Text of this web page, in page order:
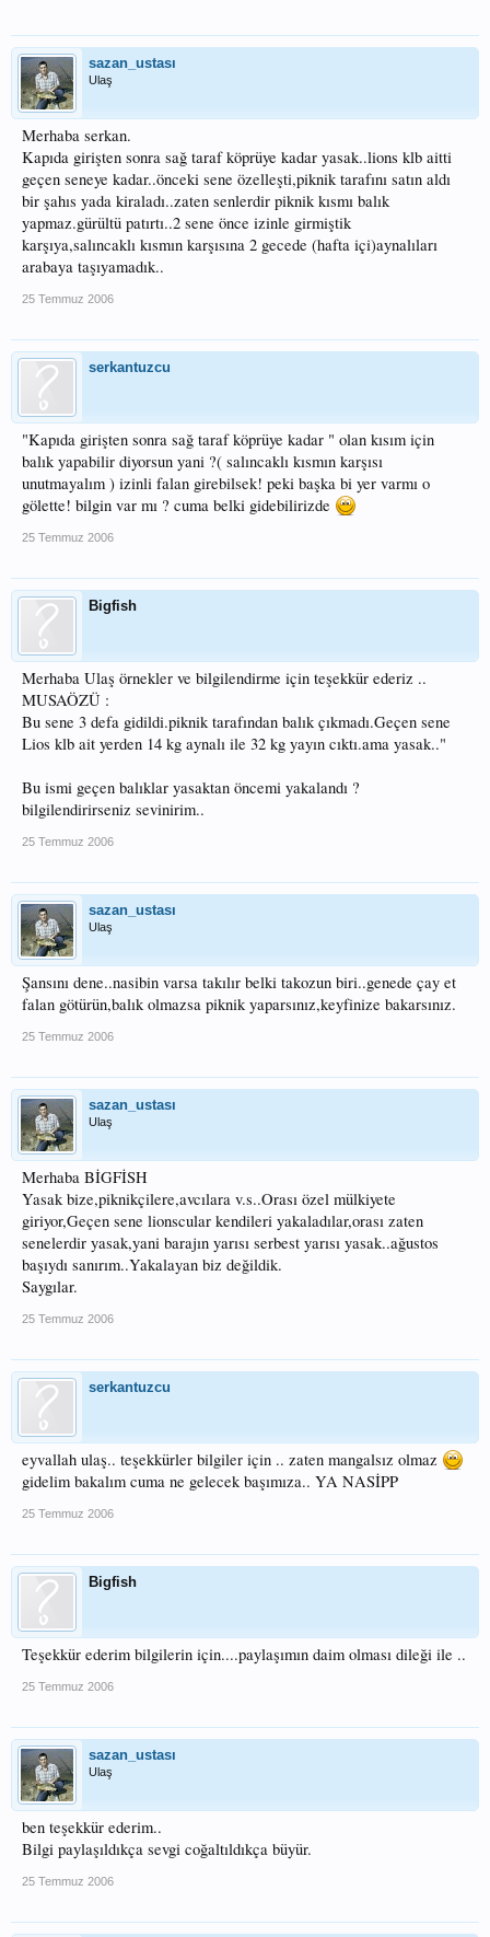
sazan_ustası
Ulaş
Merhaba serkan.
Kapıda girişten sonra sağ taraf köprüye kadar yasak..lions klb aitti
geçen seneye kadar..önceki sene özelleşti,piknik tarafını satın aldı
bir şahıs yada kiraladı..zaten senlerdir piknik kısmı balık
yapmaz.gürültü patırtı..2 sene önce izinle girmiştik
karşıya,salıncaklı kısmın karşısına 2 gecede (hafta içi)aynalıları
arabaya taşıyamadık..
25 Temmuz 2006
serkantuzcu
"Kapıda girişten sonra sağ taraf köprüye kadar " olan kısım için
balık yapabilir diyorsun yani ?( salıncaklı kısmın karşısı
unutmayalım ) izinli falan girebilsek! peki başka bi yer varmı o
gölette! bilgin var mı ? cuma belki gidebilirizde
25 Temmuz 2006
Bigfish
Merhaba Ulaş örnekler ve bilgilendirme için teşekkür ederiz ..
MUSAÖZÜ :
Bu sene 3 defa gidildi.piknik tarafından balık çıkmadı.Geçen sene
Lios klb ait yerden 14 kg aynalı ile 32 kg yayın cıktı.ama yasak.."
Bu ismi geçen balıklar yasaktan öncemi yakalandı ?
bilgilendirirseniz sevinirim..
25 Temmuz 2006
sazan_ustası
Ulaş
Şansını dene..nasibin varsa takılır belki takozun biri..genede çay et
falan götürün,balık olmazsa piknik yaparsınız,keyfinize bakarsınız.
25 Temmuz 2006
sazan_ustası
Ulaş
Merhaba BİGFİSH
Yasak bize,piknikçilere,avcılara v.s..Orası özel mülkiyete
giriyor,Geçen sene lionscular kendileri yakaladılar,orası zaten
senelerdir yasak,yani barajın yarısı serbest yarısı yasak..ağustos
başıydı sanırım..Yakalayan biz değildik.
Saygılar.
25 Temmuz 2006
serkantuzcu
eyvallah ulaş.. teşekkürler bilgiler için .. zaten mangalsız olmaz
gidelim bakalım cuma ne gelecek başımıza.. YA NASİPP
25 Temmuz 2006
Bigfish
Teşekkür ederim bilgilerin için....paylaşımın daim olması dileği ile ..
25 Temmuz 2006
sazan_ustası
Ulaş
ben teşekkür ederim..
Bilgi paylaşıldıkça sevgi coğaltıldıkça büyür.
25 Temmuz 2006